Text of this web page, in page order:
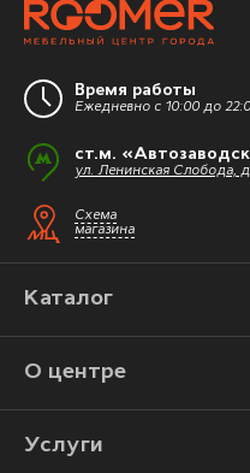
Время работы
Ежедневно с 10:00 до
ст.м.
ул. Ленинская Слобода,
Схема
магазина
Каталог
О центре
Услуги